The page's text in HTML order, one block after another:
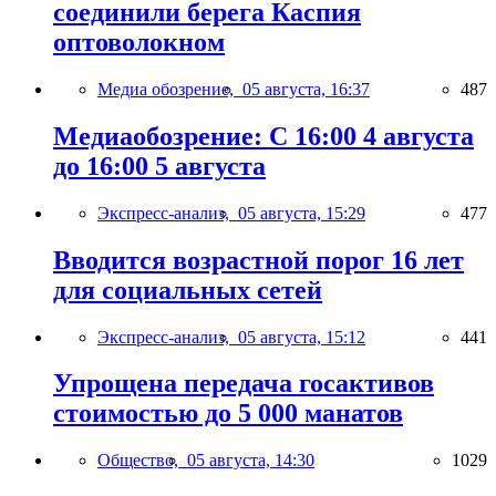
соединили берега Каспия
оптоволокном
Медиа обозрение, 05 августа, 16:37 487
Медиаобозрение: С 16:00 4 августа
до 16:00 5 августа
Экспресс-анализ, 05 августа, 15:29 477
Вводится возрастной порог 16 лет
для социальных сетей
Экспресс-анализ, 05 августа, 15:12 441
Упрощена передача госактивов
стоимостью до 5 000 манатов
Общество, 05 августа, 14:30 1029